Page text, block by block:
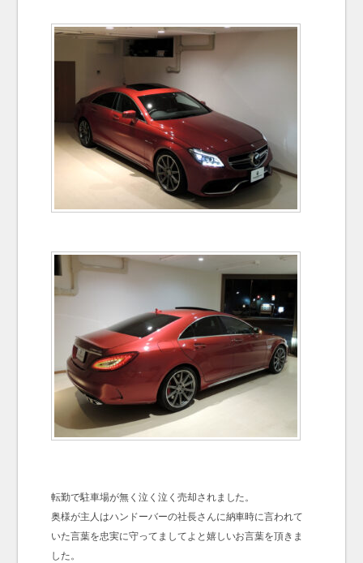
転勤で駐車場が無く泣く泣く売却されました。
奥様が主人はハンドーバーの社長さんに納車時に言われて
いた言葉を忠実に守ってましてよと嬉しいお言葉を頂きま
した。